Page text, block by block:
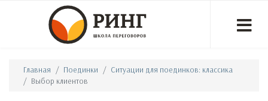
Главная Поединки
Ситуации для поединков: классика
Выбор клиентов